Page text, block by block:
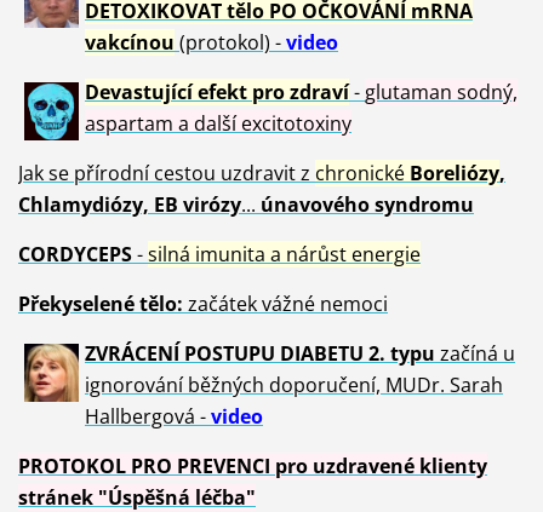
DETOXIKOVAT tělo PO OČKOVÁNÍ mRNA
vakcínou (protokol) -video
Devastující efekt pro zdraví- glutaman sodný,
aspartam a další excitotoxiny
Jak se přírodní cestou uzdravit z chronické Boreliózy,
Chlamydiózy, EB virózy... únavového syndromu
CORDYCEPS-silná imunita a nárůst energie
Překyselené tělo: začátek vážné nemoci
ZVRÁCENÍ POSTUPU DIABETU 2. typu začíná u
ignorování běžných doporučení, MUDr. Sarah
Hallbergová -video
PROTOKOL PRO PREVENCI pro uzdravené klienty
stránek "Úspěšná léčba"